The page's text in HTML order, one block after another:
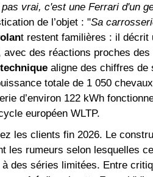
vrai, c'est une Ferrari d'un
de l’objet : "Sa
t restent familières : il décrit
avec des réactions proches
aligne des chiffres de
totale de 1 050
d’environ 122 kWh
européen WLTP.
les clients fin 2026. Le
les rumeurs selon lesquelles
des séries limitées. Entre